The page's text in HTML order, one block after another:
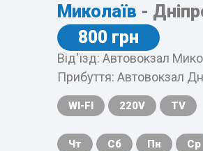
Миколаїв -
800 грн
Від'їзд: Автовокзал
Прибуття: Автовокзал
WI-FI 220V TV
Чт Сб Пн Ср